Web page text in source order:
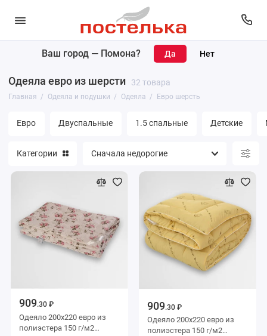
Ваш город — Помона?
Одеяла евро из шерсти 32 товара
Главная Одеяла и подушки Одеяла Евро шерсть
Евро Двуспальные 1.5 спальные Детские
Подушки
Наматрасники
Категории
909.30 ₽
Одеяло 200х220 евро из
полиэстера 150 г/м2
909.30 ₽
Одеяло 200х220 евро из
полиэстера 150 г/м2